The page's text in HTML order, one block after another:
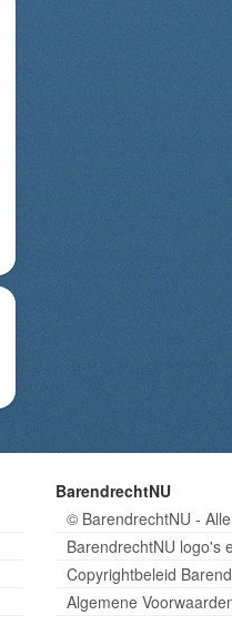
BarendrechtNU
© BarendrechtNU -
BarendrechtNU logo's
Copyrightbeleid
Algemene